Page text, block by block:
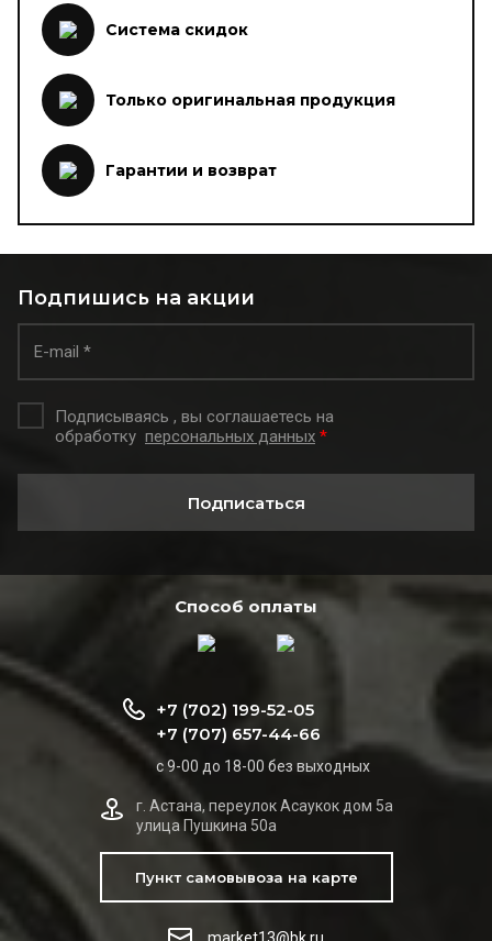
Система скидок
Только оригинальная продукция
Гарантии и возврат
Подпишись на акции
Подписываясь , вы соглашаетесь на
обработку персональных данных *
Подписаться
Способ оплаты
+7 (702) 199-52-05
+7 (707) 657-44-66
с 9-00 до 18-00 без выходных
г. Астана, переулок Асаукок дом 5а
улица Пушкина 50а
Пункт самовывоза на карте
market13@bk.ru